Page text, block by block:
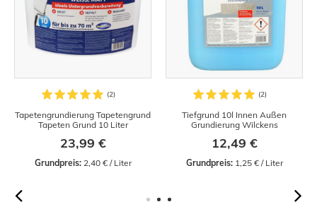
Tapetengrundierung Tapetengrund
Tapeten Grund 10 Liter
23,99 €
Grundpreis: 2,40 € / Liter
Tiefgrund 10l Innen Außen
Grundierung Wilckens
12,49 €
Grundpreis: 1,25 € / Liter